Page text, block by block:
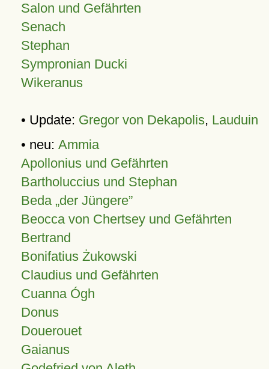
Salon und Gefährten
Senach
Stephan
Sympronian Ducki
Wikeranus
• Update: Gregor von Dekapolis, Lauduin
• neu: Ammia
Apollonius und Gefährten
Bartholuccius und Stephan
Beda „der Jüngere”
Beocca von Chertsey und Gefährten
Bertrand
Bonifatius Żukowski
Claudius und Gefährten
Cuanna Ógh
Donus
Douerouet
Gaianus